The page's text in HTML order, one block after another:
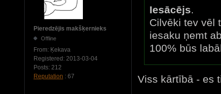
Pieredzējis makšķernieks
Offline
From: Ķekava
Registered: 2013-03-04
Posts: 212
Reputation : 67
Iesācējs.
Cilvēki tev vēl
iesaku ņemt
100% būs
Viss kārtībā - es